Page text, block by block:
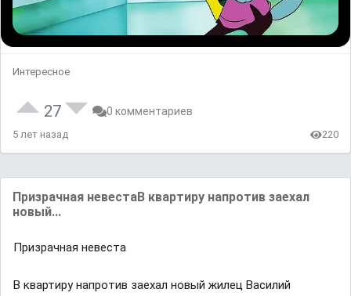
Интересное
27 0 комментариев
5 лет назад 220
Призрачная невестаВ квартиру напротив заехал
новый...
Призрачная невеста
В квартиру напротив заехал новый жилец Василий